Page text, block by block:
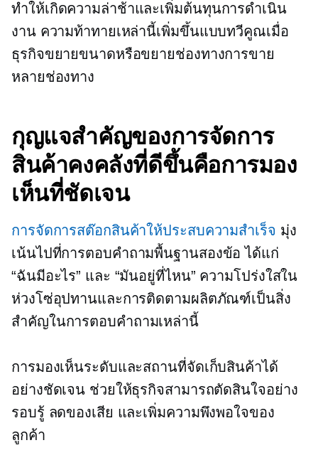
ทำให้เกิดความล่าช้าและเพิ่มต้นทุนการดำเนิน
งาน ความท้าทายเหล่านี้เพิ่มขึ้นแบบทวีคูณเมื่อ
ธุรกิจขยายขนาดหรือขยายช่องทางการขาย
หลายช่องทาง
กุญแจสำคัญของการจัดการ
สินค้าคงคลังที่ดีขึ้นคือการมอง
เห็นที่ชัดเจน
การจัดการสต๊อกสินค้าให้ประสบความสำเร็จ มุ่ง
เน้นไปที่การตอบคำถามพื้นฐานสองข้อ ได้แก่
“ฉันมีอะไร” และ “มันอยู่ที่ไหน” ความโปร่งใสใน
ห่วงโซ่อุปทานและการติดตามผลิตภัณฑ์เป็นสิ่ง
สำคัญในการตอบคำถามเหล่านี้
การมองเห็นระดับและสถานที่จัดเก็บสินค้าได้
อย่างชัดเจน ช่วยให้ธุรกิจสามารถตัดสินใจอย่าง
รอบรู้ ลดของเสีย และเพิ่มความพึงพอใจของ
ลูกค้า